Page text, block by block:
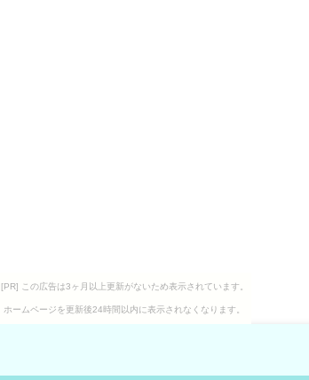
[PR] この広告は3ヶ月以上更新がないため表示されています。
ホームページを更新後24時間以内に表示されなくなります。